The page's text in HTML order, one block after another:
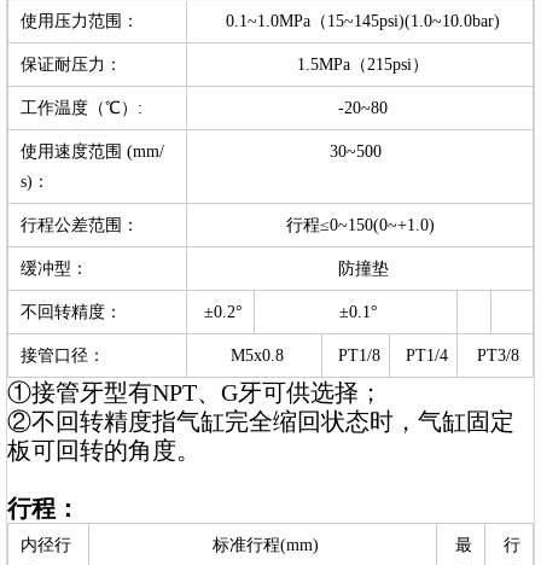
使用压力范围： 0.1~1.0MPa（15~145psi)(1.0~10.0bar)
保证耐压力： 1.5MPa（215psi）
工作温度（℃）: -20~80
使用速度范围 (mm/
s)：
30~500
行程公差范围： 行程≤0~150(0~+1.0)
缓冲型： 防撞垫
不回转精度： ±0.2° ±0.1°
接管口径： M5x0.8 PT1/8 PT1/4 PT3/8
①接管牙型有NPT、G牙可供选择；
②不回转精度指气缸完全缩回状态时，气缸固定
板可回转的角度。
行程：
内径行
标准行程(mm)
最
行